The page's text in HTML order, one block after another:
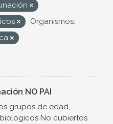
Organismos:
NO PAI
grupos de edad,
No cubiertos